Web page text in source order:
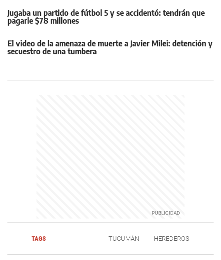
Jugaba un partido de fútbol 5 y se accidentó: tendrán que
pagarle $78 millones
El video de la amenaza de muerte a Javier Milei: detención y
secuestro de una tumbera
TAGS TUCUMÁN HEREDEROS